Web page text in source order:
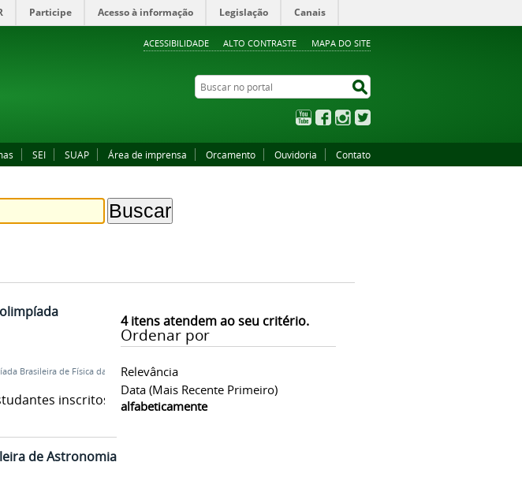
ACESSIBILIDADE ALTO CONTRASTE MAPA DO SITE
Participe Acesso à informação Legislação Canais
Buscar no portal
YouTubeFacebookInstagram
SEI SUAP Área de imprensa Orcamento Ouvidoria Contato
4itens atendem ao seu critério.
Ordenar por
Relevância
Data (mais Recente Primeiro)
alfabeticamente
Brasileira de Física das
inscritos
de Astronomia